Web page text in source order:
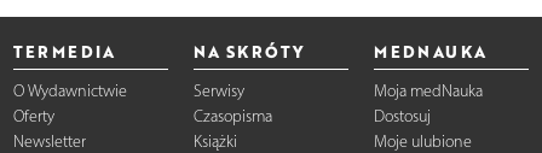
TERMEDIA
O Wydawnictwie
Oferty
Newsletter
NA SKRÓTY
Serwisy
Czasopisma
Książki
MEDNAUKA
Moja medNauka
Dostosuj
Moje ulubione